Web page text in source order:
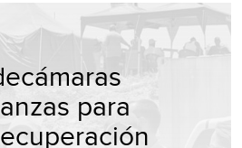
para